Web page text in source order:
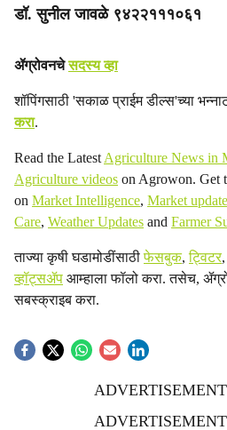
डॉ. सुनील जावळे ९४२२१११०६१
ॲग्रोवनचेसदस्य व्हा
शॉपिंगसाठी 'सकाळ प्राईम डील्स'च्या
करा.
Read the Latest Agriculture News in
Agriculture videos on Agrowon. Get
on Market Intelligence, Market
Care, Weather Updates and Farmer
ताज्या कृषी घडामोडींसाठीफेसबुक,ट्विटर
व्हॉट्सॲप आम्हाला फॉलो करा. तसेच,
सबस्क्राइब करा.